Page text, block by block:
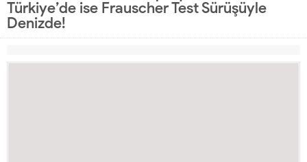
Türkiye’de ise Frauscher Test Sürüşüyle
Denizde!